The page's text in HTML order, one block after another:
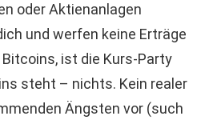
oder Aktienanlagen
und werfen keine Erträge
ist die Kurs-Party
steht – nichts. Kein realer
Ängsten vor (such